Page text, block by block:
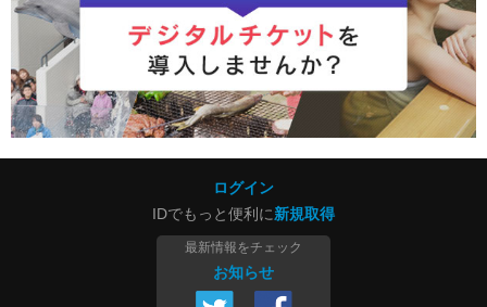
ログイン
IDでもっと便利に新規取得
最新情報をチェック
お知らせ